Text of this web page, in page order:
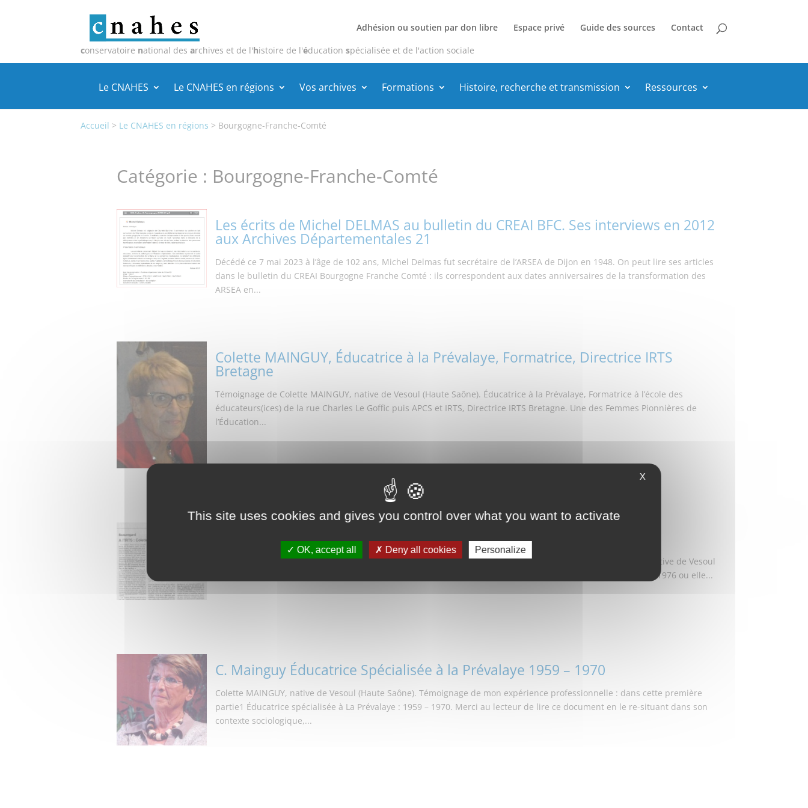
Adhésion ou soutien par don libre Espace privé Guide des sources
Contact
conservatoire national desarchives et de l'histoire de l'éducationspécialisée et de l'action sociale
Le CNAHES Le CNAHES en régions Vos archives Formations Histoire, recherche et transmission Ressources
Accueil > Le CNAHES en régions > Bourgogne-Franche-Comté
Catégorie : Bourgogne-Franche-Comté
Les écrits de Michel DELMAS au bulletin du CREAI BFC. Ses interviews en 2012
aux Archives Départementales 21
Décédé ce 7 mai 2023 à l’âge de 102 ans, Michel Delmas fut secrétaire de l’ARSEA de Dijon en 1948. On peut lire ses articles
dans le bulletin du CREAI Bourgogne Franche Comté : ils correspondent aux dates anniversaires de la transformation des
ARSEA en...
Colette MAINGUY, Éducatrice à la Prévalaye, Formatrice, Directrice IRTS
Bretagne
Témoignage de Colette MAINGUY, native de Vesoul (Haute Saône). Éducatrice à la Prévalaye, Formatrice à l’école des
éducateurs(ices) de la rue Charles Le Goffic puis APCS et IRTS, Directrice IRTS Bretagne. Une des Femmes Pionnières de
l’Éducation...
Colette Mainguy Formatrice École Charles le Goffic Rennes
avec nos souhaits d’heureux anniversaire : 85 ans le 28 février 2022 Témoignage (2/3) de Colette MAINGUY, native de Vesoul
(Haute Saône). Ici ses premiers pas comme formatrice à l’école de la rue Charles le Goffic à Rennes 1965-69 à 1976 ou elle...
C. Mainguy Éducatrice Spécialisée à la Prévalaye 1959 – 1970
Colette MAINGUY, native de Vesoul (Haute Saône). Témoignage de mon expérience professionnelle : dans cette première
partie1 Éducatrice spécialisée à La Prévalaye : 1959 – 1970. Merci au lecteur de lire ce document en le re-situant dans son
contexte sociologique,...
X
This site uses cookies and gives you control over what you want to activate
OK, accept all Deny all cookies Personalize